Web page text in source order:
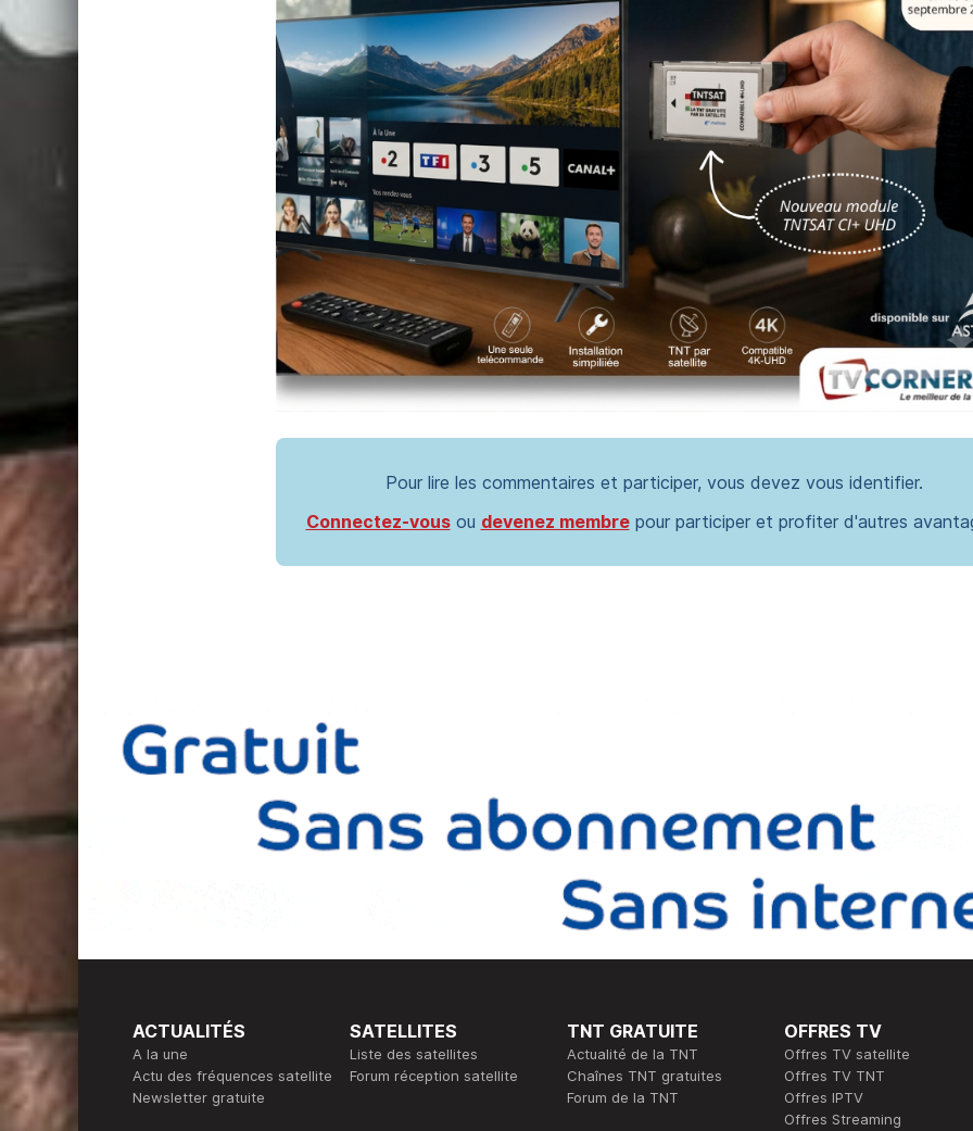
Pour lire les commentaires et participer, vous devez vous identifier.
Connectez-vousou devenez membrepour participer et profiter d'autres
ACTUALITÉS
A la une
Actu des fréquences satellite
Newsletter gratuite
SATELLITES
Liste des satellites
Forum réception satellite
TNT GRATUITE
Actualité de la TNT
Chaînes TNT gratuites
Forum de la TNT
OFFRES TV
Offres TV satellite
Offres TV TNT
Offres IPTV
Offres Streaming